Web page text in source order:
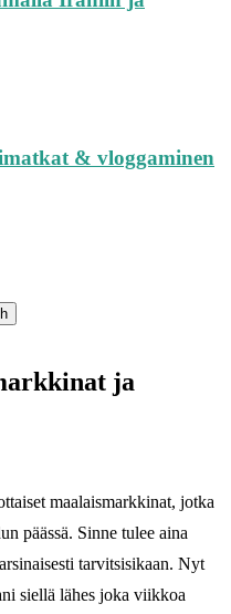
& vloggaminen
ja
maalaismarkkinat, jotka
päässä. Sinne tulee aina
tarvitsisikaan. Nyt
siellä lähes joka viikkoa